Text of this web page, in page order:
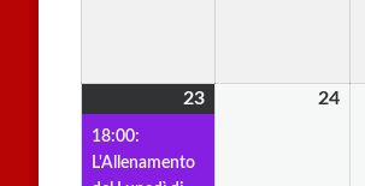
23
18:00:
L'Allenamento
24